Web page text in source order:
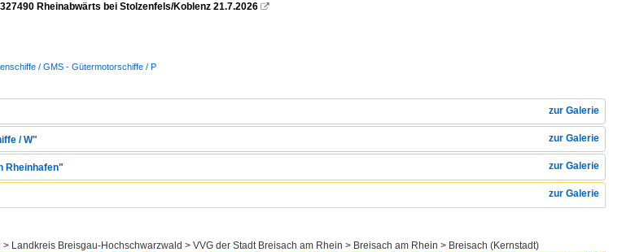
Rheinabwärts bei Stolzenfels/Koblenz 21.7.2026 
/ GMS - Gütermotorschiffe / P
zur Galerie
zur Galerie
/ W"
zur Galerie
Rheinhafen"
zur Galerie
Landkreis Breisgau-Hochschwarzwald > VVG der Stadt Breisach am Rhein > Breisach am Rhein > Breisach (Kernstadt)